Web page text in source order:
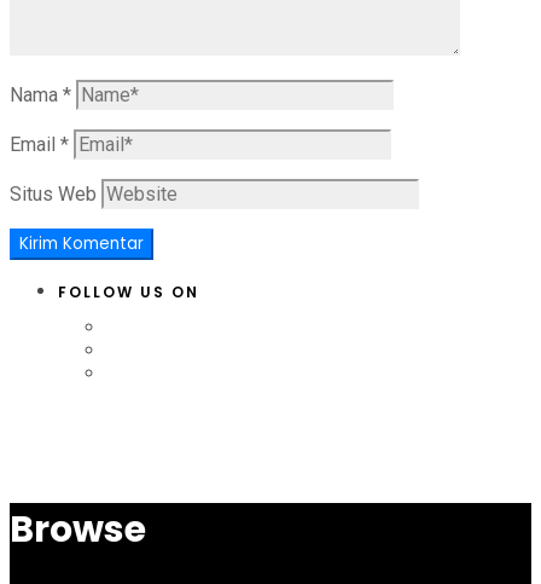
Nama *
Email *
Situs Web
FOLLOW US ON
Browse